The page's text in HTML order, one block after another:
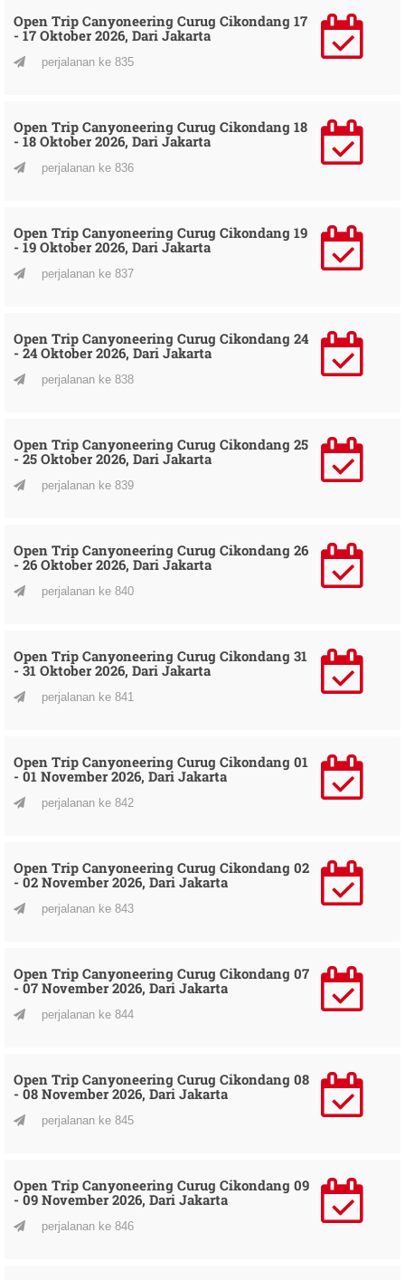
Open Trip Canyoneering Curug Cikondang 17
- 17 Oktober 2026, Dari Jakarta
perjalanan ke 835
Open Trip Canyoneering Curug Cikondang 18
- 18 Oktober 2026, Dari Jakarta
perjalanan ke 836
Open Trip Canyoneering Curug Cikondang 19
- 19 Oktober 2026, Dari Jakarta
perjalanan ke 837
Open Trip Canyoneering Curug Cikondang 24
- 24 Oktober 2026, Dari Jakarta
perjalanan ke 838
Open Trip Canyoneering Curug Cikondang 25
- 25 Oktober 2026, Dari Jakarta
perjalanan ke 839
Open Trip Canyoneering Curug Cikondang 26
- 26 Oktober 2026, Dari Jakarta
perjalanan ke 840
Open Trip Canyoneering Curug Cikondang 31
- 31 Oktober 2026, Dari Jakarta
perjalanan ke 841
Open Trip Canyoneering Curug Cikondang 01
- 01 November 2026, Dari Jakarta
perjalanan ke 842
Open Trip Canyoneering Curug Cikondang 02
- 02 November 2026, Dari Jakarta
perjalanan ke 843
Open Trip Canyoneering Curug Cikondang 07
- 07 November 2026, Dari Jakarta
perjalanan ke 844
Open Trip Canyoneering Curug Cikondang 08
- 08 November 2026, Dari Jakarta
perjalanan ke 845
Open Trip Canyoneering Curug Cikondang 09
- 09 November 2026, Dari Jakarta
perjalanan ke 846